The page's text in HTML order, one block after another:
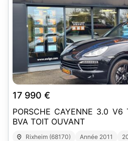
17 990 €
PORSCHE CAYENNE 3.0 V6
BVA TOIT OUVANT
Rixheim (68170) Année 2011